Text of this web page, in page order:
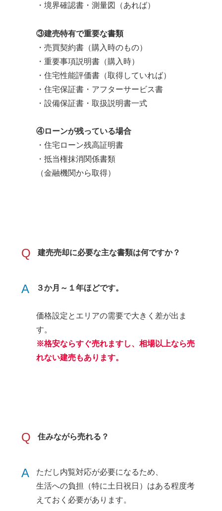
・境界確認書・測量図（あれば）
③建売特有で重要な書類
・売買契約書（購入時のもの）
・重要事項説明書（購入時）
・住宅性能評価書（取得していれば）
・住宅保証書・アフターサービス書
・設備保証書・取扱説明書一式
④ローンが残っている場合
・住宅ローン残高証明書
・抵当権抹消関係書類
（金融機関から取得）
Q 建売売却に必要な主な書類は何ですか？
A ３か月～１年ほどです。
価格設定とエリアの需要で大きく差が出ま
す。
※格安ならすぐ売れますし、相場以上なら売
れない建売もあります。
Q 住みながら売れる？
A
ただし内覧対応が必要になるため、
生活への負担（特に土日祝日）はある程度考
えておく必要があります。